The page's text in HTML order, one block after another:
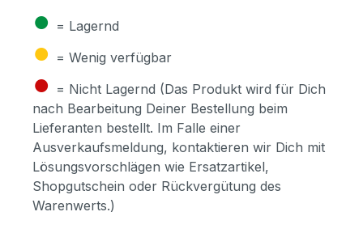
● = Lagernd
● = Wenig verfügbar
● = Nicht Lagernd (Das Produkt wird für Dich
nach Bearbeitung Deiner Bestellung beim
Lieferanten bestellt. Im Falle einer
Ausverkaufsmeldung, kontaktieren wir Dich mit
Lösungsvorschlägen wie Ersatzartikel,
Shopgutschein oder Rückvergütung des
Warenwerts.)